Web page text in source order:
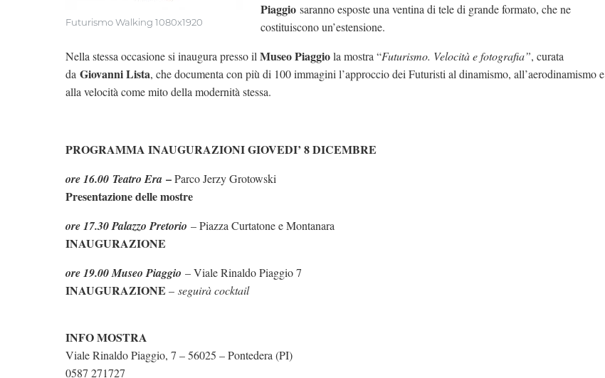
Futurismo Walking 1080x1920
Piaggio saranno esposte una ventina di tele di grande formato, che ne
costituiscono un’estensione.
Nella stessa occasione si inaugura presso il Museo Piaggiola mostra “Futurismo. Velocità e fotografia”, curata
da Giovanni Lista, che documenta con più di 100 immagini l’approccio dei Futuristi al dinamismo, all’aerodinamismo e
alla velocità come mito della modernità stessa.
PROGRAMMA INAUGURAZIONI GIOVEDI’ 8 DICEMBRE
ore 16.00 Teatro Era –Parco Jerzy Grotowski
Presentazione delle mostre
ore 17.30 Palazzo Pretorio – Piazza Curtatone e Montanara
INAUGURAZIONE
ore 19.00 Museo Piaggio – Viale Rinaldo Piaggio 7
INAUGURAZIONE – seguirà cocktail
INFO MOSTRA
Viale Rinaldo Piaggio, 7 – 56025 – Pontedera (PI)
0587 271727